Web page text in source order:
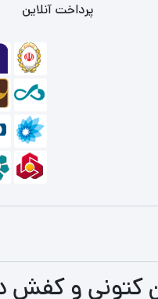
پرداخت آنلاین
کتونی و کفش